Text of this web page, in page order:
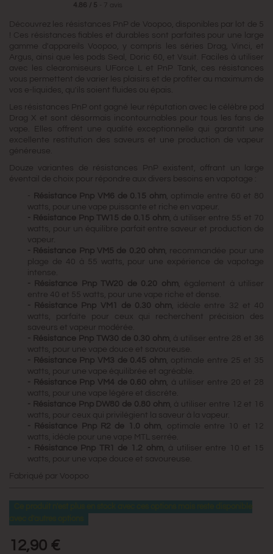
4.86 / 5 7 avis
Découvrez les résistances PnP de Voopoo, disponibles par lot de 5
! Ces résistances fiables et durables sont parfaites pour une large
gamme d'appareils Voopoo, y compris les séries Drag, Vinci, et
Argus, ainsi que les pods Seal, Doric 60, et Vsuit. Faciles à utiliser
avec les clearomiseurs UForce L et PnP Tank, ces résistances
vous permettent de varier les plaisirs et de profiter au maximum de
vos e-liquides, qu'ils soient fluides ou épais.
Les résistances PnP ont gagné leur réputation avec le célèbre pod
Drag X et sont désormais incontournables pour tous les fans de
vape. Elles offrent une qualité exceptionnelle qui garantit une
excellente restitution des saveurs et une production de vapeur
généreuse.
Douze variantes de résistances PnP existent, offrant un large
éventail de choix pour répondre aux divers besoins en vapotage :
- Résistance Pnp VM6 de 0.15 ohm , optimale entre 60 et 80
watts, pour une vape puissante et riche en vapeur.
- Résistance Pnp TW15 de 0.15 ohm , à utiliser entre 55 et 70
watts, pour un équilibre parfait entre saveur et production de
vapeur.
- Résistance Pnp VM5 de 0.20 ohm , recommandée pour une
plage de 40 à 55 watts, pour une expérience de vapotage
intense.
-
Résistance Pnp TW20 de 0.20 ohm , également à utiliser
entre 40 et 55 watts, pour une vape riche et dense.
-
Résistance Pnp VM1 de 0.30 ohm , idéale entre 32 et 40
watts, parfaite pour ceux qui recherchent précision des
saveurs et vapeur modérée.
- Résistance Pnp TW30 de 0.30 ohm , à utiliser entre 28 et 36
watts, pour une vape douce et savoureuse.
-
Résistance Pnp VM3 de 0.45 ohm , optimale entre 25 et 35
watts, pour une vape équilibrée et agréable.
-
Résistance Pnp VM4 de 0.60 ohm , à utiliser entre 20 et 28
watts, pour une vape légère et discrète.
- Résistance Pnp DW80 de 0.80 ohm , à utiliser entre 12 et 16
watts, pour ceux qui privilégient la saveur à la vapeur.
-
Résistance Pnp R2 de 1.0 ohm , optimale entre 10 et 12
watts, idéale pour une vape MTL serrée.
-
Résistance Pnp TR1 de 1.2 ohm , à utiliser entre 10 et 15
watts, pour une vape douce et savoureuse.
Fabriqué par Voopoo
12,90 €